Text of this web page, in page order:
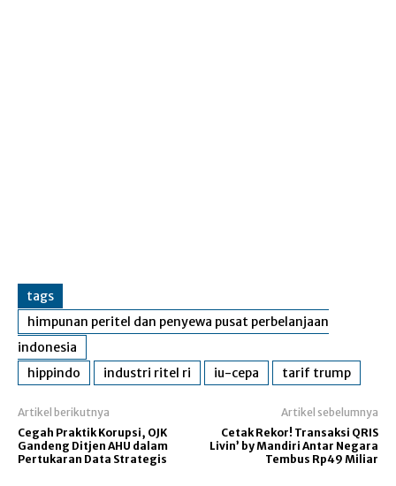
tags
himpunan peritel dan penyewa pusat perbelanjaan
indonesia
hippindo
industri ritel ri iu-cepa tarif trump
Artikel berikutnya
Cegah Praktik Korupsi, OJK
Gandeng Ditjen AHU dalam
Pertukaran Data Strategis
Artikel sebelumnya
Cetak Rekor! Transaksi QRIS
Livin’ by Mandiri Antar Negara
Tembus Rp49 Miliar